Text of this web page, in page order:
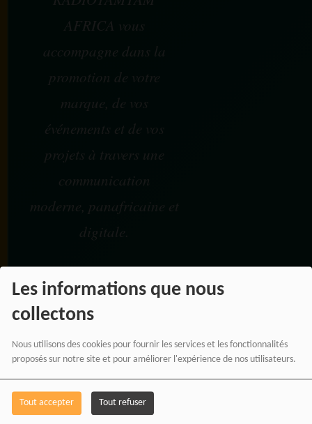
Les informations que nous
collectons
Nous utilisons des cookies pour fournir les services et les fonctionnalités
proposés sur notre site et pour améliorer l'expérience de nos utilisateurs.
Tout accepter Tout refuser
AFRICA vous
accompagne dans la
promotion de votre
marque, de vos
événements et de vos
projets à travers une
communication
moderne, panafricaine et
digitale.
NOS OFFRES
pour une information libre,
innovante et tournée vers
l’Afrique et sa diaspora.